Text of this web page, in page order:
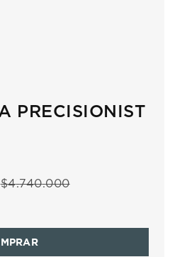
PRECISIONIST
$4.740.000